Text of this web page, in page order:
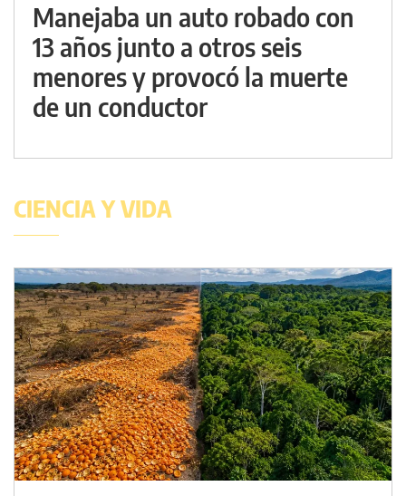
Manejaba un auto robado con
13 años junto a otros seis
menores y provocó la muerte
de un conductor
CIENCIA Y VIDA